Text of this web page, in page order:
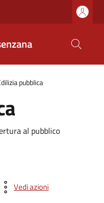
pubblica
al pubblico
Vedi azioni